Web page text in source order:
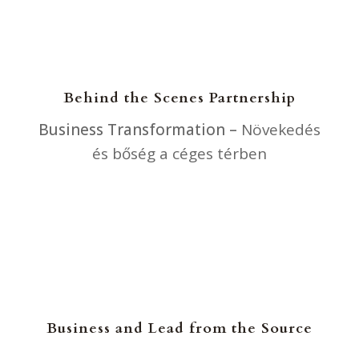
Behind the Scenes Partnership
Business Transformation – Növekedés
és bőség a céges térben
Business and Lead from the Source